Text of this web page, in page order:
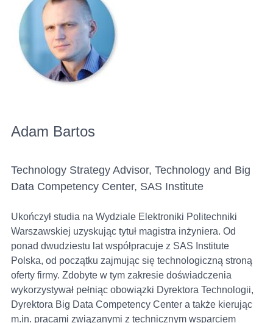
Adam Bartos
Technology Strategy Advisor, Technology and Big
Data Competency Center, SAS Institute
Ukończył studia na Wydziale Elektroniki Politechniki
Warszawskiej uzyskując tytuł magistra inżyniera. Od
ponad dwudziestu lat współpracuje z SAS Institute
Polska, od początku zajmując się technologiczną stroną
oferty firmy. Zdobyte w tym zakresie doświadczenia
wykorzystywał pełniąc obowiązki Dyrektora Technologii,
Dyrektora Big Data Competency Center a także kierując
m.in. pracami związanymi z technicznym wsparciem